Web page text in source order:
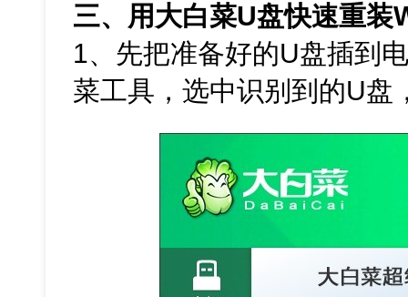
三、用大白菜U盘快速重装
1、先把准备好的U盘插到
菜工具，选中识别到的U盘